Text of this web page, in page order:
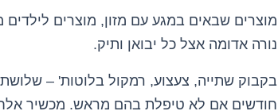
נורה אדומה אצל כל יבואן ותיק.
בקבוק שתייה, צעצוע, רמקול בלוטות' –
חודשים אם לא טיפלת בהם מראש. מכשיר